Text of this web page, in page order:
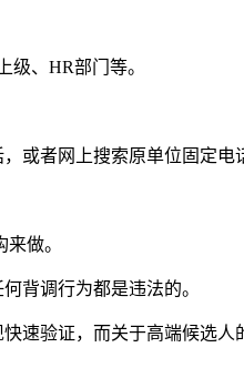
、HR部门等。
或者网上搜索原单位固定
做。
背调行为都是违法的。
速验证，而关于高端候选